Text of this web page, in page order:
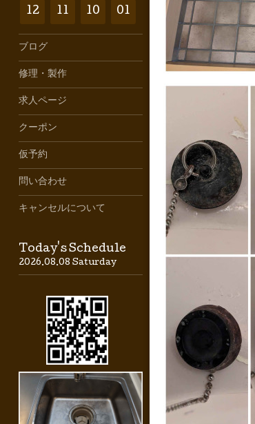
12 11 10 01
ブログ
修理・製作
求人ページ
クーポン
仮予約
問い合わせ
キャンセルについて
Today's Schedule
2026.08.08 Saturday